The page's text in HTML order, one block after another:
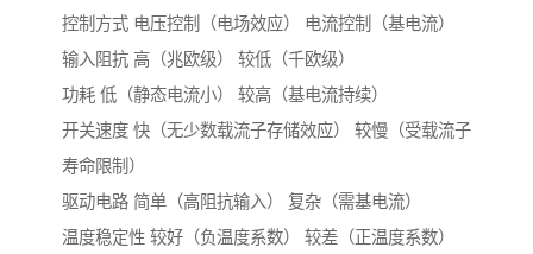
控制方式 电压控制（电场效应） 电流控制（基电流）
输入阻抗 高（兆欧级） 较低（千欧级）
功耗 低（静态电流小） 较高（基电流持续）
开关速度 快（无少数载流子存储效应） 较慢（受载流子
寿命限制）
驱动电路 简单（高阻抗输入） 复杂（需基电流）
温度稳定性 较好（负温度系数） 较差（正温度系数）